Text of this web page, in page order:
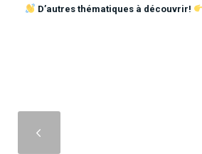
D’autres thématiques à découvrir!